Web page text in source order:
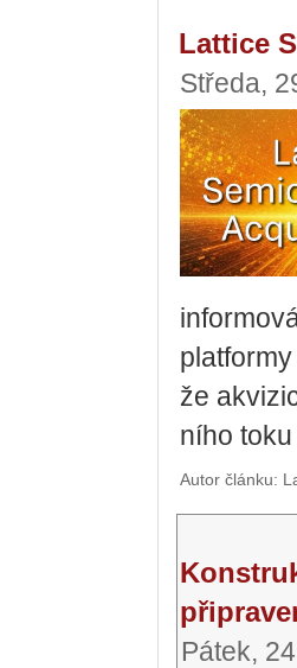
Lattice
Středa,
že
ní­ho
Autor článku:
Pátek,